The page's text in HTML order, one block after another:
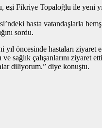
Fikriye Topaloğlu ile yeni
hasta vatandaşlarla
sordu.
yıl öncesinde hastaları
ve sağlık çalışanlarını
diliyorum.” diye konuştu.